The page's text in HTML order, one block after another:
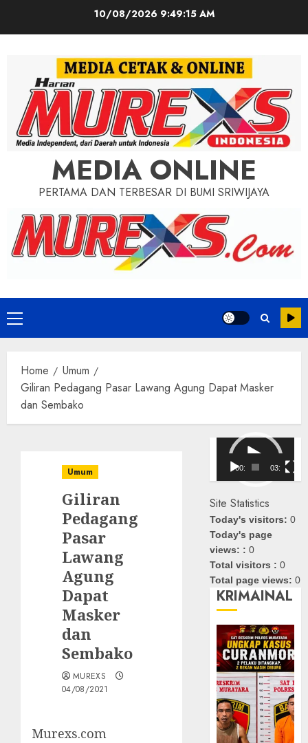
10/08/2026 9:49:17 AM
MEDIA ONLINE
PERTAMA DAN TERBESAR DI BUMI SRIWIJAYA
Primary
Menu
Home
Umum
Giliran Pedagang Pasar Lawang Agung Dapat Masker
dan Sembako
Umum
Giliran
Pedagang
Pasar
Lawang
Agung
Dapat
Masker
dan
Sembako
MUREXS
04/08/2021
Murexs.com
Pemutar
Video
00:00 03:08
Site Statistics
Today's visitors:0
Today's page
views: :0
Total visitors :0
Total page views:0
KRIMAINAL